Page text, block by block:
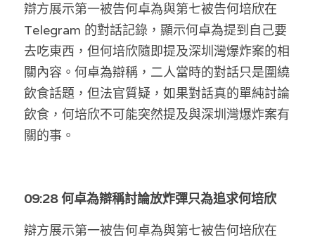
辯方展示第一被告何卓為與第七被告何培欣在
Telegram 的對話記錄，顯示何卓為提到自己要
去吃東西，但何培欣隨即提及深圳灣爆炸案的相
關內容。何卓為辯稱，二人當時的對話只是圍繞
飲食話題，但法官質疑，如果對話真的單純討論
飲食，何培欣不可能突然提及與深圳灣爆炸案有
關的事。
09:28 何卓為辯稱討論放炸彈只為追求何培欣
辯方展示第一被告何卓為與第七被告何培欣在